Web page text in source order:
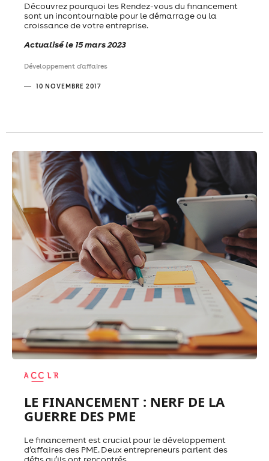
Découvrez pourquoi les Rendez-vous du financement
sont un incontournable pour le démarrage ou la
croissance de votre entreprise.
Actualisé le 15 mars 2023
Développement d'affaires
10 NOVEMBRE 2017
LE FINANCEMENT : NERF DE LA
GUERRE DES PME
Le financement est crucial pour le développement
d’affaires des PME. Deux entrepreneurs parlent des